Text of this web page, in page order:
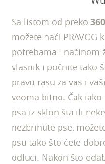
Sa listom od preko
možete naći PRAVOG
potrebama i načinom
vlasnik i počnite tako
pravu rasu za vas i
veoma bitno. Čak
psa iz skloništa ili
nezbrinute pse,
psu tako što ćete
odluci. Nakon što